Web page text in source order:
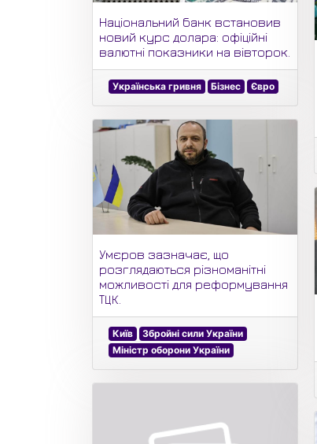
Національний банк встановив
новий курс долара: офіційні
валютні показники на вівторок.
Українська гривня Бізнес Євро
Умєров зазначає, що
розглядаються різноманітні
можливості для реформування
ТЦК.
Київ
Збройні сили України
Міністр оборони України